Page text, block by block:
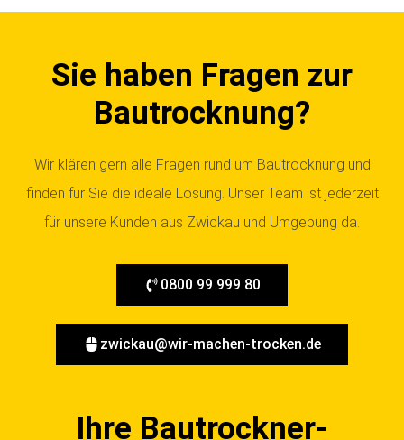
Sie haben Fragen zur
Bautrocknung?
Wir klären gern alle Fragen rund um Bautrocknung und
finden für Sie die ideale Lösung. Unser Team ist jederzeit
für unsere Kunden aus Zwickau und Umgebung da.
0800 99 999 80
zwickau@wir-machen-trocken.de
Ihre Bautrockner-